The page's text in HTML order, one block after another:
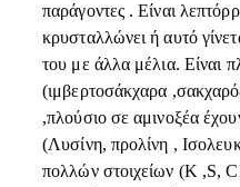
παράγοντες . Είναι
κρυσταλλώνει ή αυτό
του με άλλα μέλια. Είναι
(ιμβερτοσάκχαρα
,πλούσιο σε αμινοξέα
(Λυσίνη, προλίνη ,
πολλών στοιχείων (Κ ,S,